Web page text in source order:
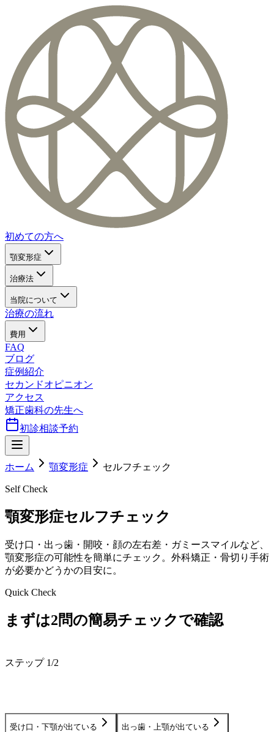
初めての方へ
顎変形症
治療法
当院について
治療の流れ
費用
FAQ
ブログ
症例紹介
セカンドオピニオン
アクセス
矯正歯科の先生へ
初診相談予約
ホーム 顎変形症 セルフチェック
Self Check
顎変形症セルフチェック
受け口・出っ歯・開咬・顔の左右差・ガミースマイルなど、
顎変形症の可能性を簡単にチェック。外科矯正・骨切り手術
が必要かどうかの目安に。
Quick Check
まずは2問の簡易チェックで確認
ステップ 1/2
受け口・下顎が出ている 出っ歯・上顎が出ている